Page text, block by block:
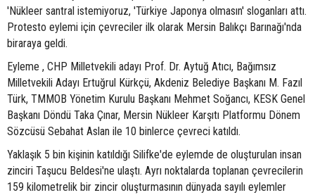
'Nükleer santral istemiyoruz, 'Türkiye Japonya olmasın' sloganları attı.
Protesto eylemi için çevreciler ilk olarak Mersin Balıkçı Barınağı'nda
biraraya geldi.
Eyleme , CHP Milletvekili adayı Prof. Dr. Aytuğ Atıcı, Bağımsız
Milletvekili Adayı Ertuğrul Kürkçü, Akdeniz Belediye Başkanı M. Fazıl
Türk, TMMOB Yönetim Kurulu Başkanı Mehmet Soğancı, KESK Genel
Başkanı Döndü Taka Çınar, Mersin Nükleer Karşıtı Platformu Dönem
Sözcüsü Sebahat Aslan ile 10 binlerce çevreci katıldı.
Yaklaşık 5 bin kişinin katıldığı Silifke'de eylemde de oluşturulan insan
zinciri Taşucu Beldesi'ne ulaştı. Ayrı noktalarda toplanan çevrecilerin
159 kilometrelik bir zincir oluşturmasının dünyada sayılı eylemler